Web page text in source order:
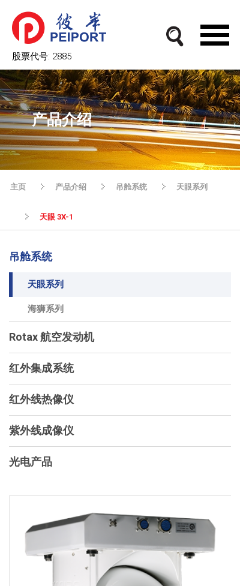
股票代号: 2885
产品介绍
主页 产品介绍 吊舱系统 天眼系列
天眼 3X-1
吊舱系统
天眼系列
海狮系列
Rotax 航空发动机
红外集成系统
红外线热像仪
紫外线成像仪
光电产品